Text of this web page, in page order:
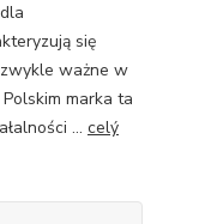
się
ważne w
marka ta
... celý